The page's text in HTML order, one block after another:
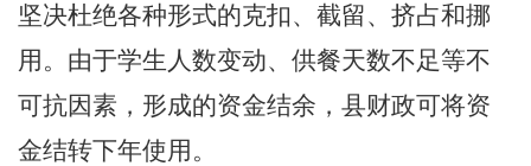
坚决杜绝各种形式的克扣、截留、挤占和挪
用。由于学生人数变动、供餐天数不足等不
可抗因素，形成的资金结余，县财政可将资
金结转下年使用。